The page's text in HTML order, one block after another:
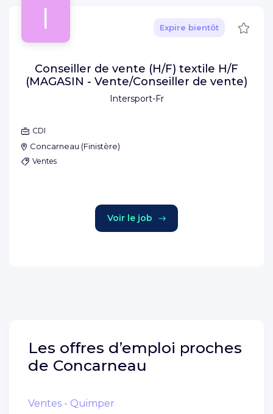
I
Intersport-Fr
Expire bientôt
Conseiller de vente (H/F) textile H/F
(MAGASIN - Vente/Conseiller de vente)
CDI
Concarneau (Finistère)
Ventes
Voir le job
Les offres d’emploi proches
de Concarneau
Ventes - Quimper